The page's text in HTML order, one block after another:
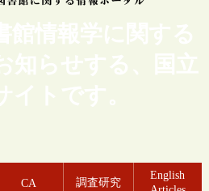
館情報学に関する
知らせする、国立
イトです。
CA 調査研究
English